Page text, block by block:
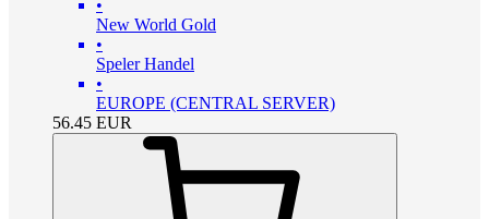
•
New World Gold
•
Speler Handel
•
EUROPE (CENTRAL SERVER)
56.45 EUR